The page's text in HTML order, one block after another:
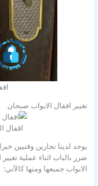
تغيير اقفال الابواب صبحان
اقفال
يوجد لدينا نجارين وفنيين
ضرر بالباب اثناء عملية تغيير
الابواب جميعها ومنها كالآتي: